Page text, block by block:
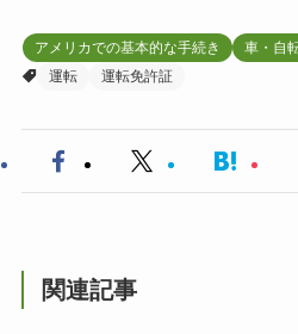
アメリカでの基本的な手続き
車・自
運転
運転免許証
関連記事